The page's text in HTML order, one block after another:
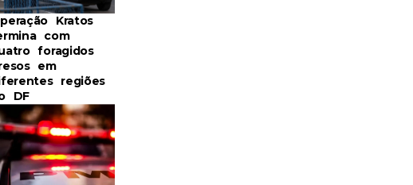
Kratos
com
foragidos
em
regiões
DF